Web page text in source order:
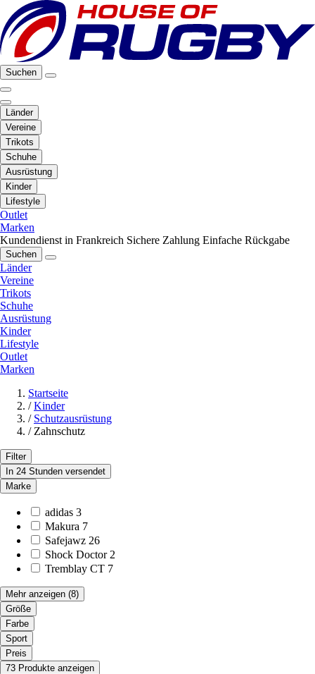
Suchen
Länder
Vereine
Trikots
Schuhe
Ausrüstung
Kinder
Lifestyle
Outlet
Marken
Kundendienst in Frankreich Sichere Zahlung Einfache Rückgabe
Suchen
Länder
Vereine
Trikots
Schuhe
Ausrüstung
Kinder
Lifestyle
Outlet
Marken
Startseite
/ Kinder
/ Schutzausrüstung
/ Zahnschutz
Filter
In 24 Stunden versendet
Marke
adidas 3
Makura 7
Safejawz 26
Shock Doctor 2
Tremblay CT 7
Mehr anzeigen (8)
Größe
Farbe
Sport
Preis
73 Produkte anzeigen